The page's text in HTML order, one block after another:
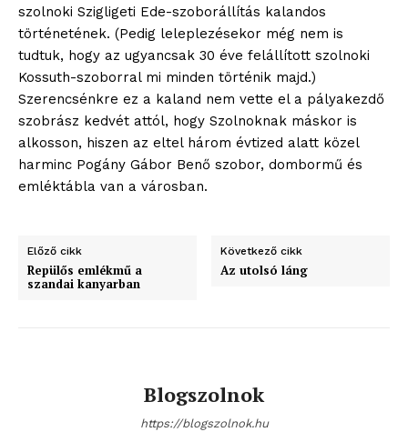
blogSZOLNOK
szubjektív élményportál
szolnoki Szigligeti Ede-szoborállítás kalandos
történetének. (Pedig leleplezésekor még nem is
tudtuk, hogy az ugyancsak 30 éve felállított szolnoki
Kossuth-szoborral mi minden történik majd.)
Szerencsénkre ez a kaland nem vette el a pályakezdő
szobrász kedvét attól, hogy Szolnoknak máskor is
alkosson, hiszen az eltel három évtized alatt közel
harminc Pogány Gábor Benő szobor, dombormű és
emléktábla van a városban.
Előző cikk
Repülős emlékmű a
szandai kanyarban
Következő cikk
Az utolsó láng
Blogszolnok
https://blogszolnok.hu